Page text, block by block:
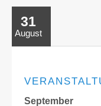
31
August
September